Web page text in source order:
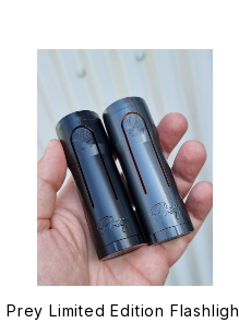
OLED Screen】【ステルス モッド
VAPE 電子タバコ 本体】
Prey Limited Edition Flashligh